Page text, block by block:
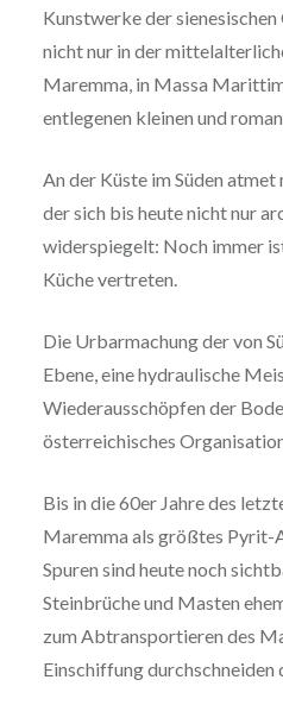
Kunstwerke der
nicht nur in der
Maremma, in Massa
entlegenen kleinen und
An der Küste im Süden atmet
der sich bis heute nicht nur
widerspiegelt: Noch immer
Küche vertreten.
Die Urbarmachung der von
Ebene, eine hydraulische
Wiederausschöpfen der
österreichisches
Bis in die 60er Jahre des
Maremma als größtes Pyrit-
Spuren sind heute noch
Steinbrüche und Masten
zum Abtransportieren des
Einschiffung durchschneiden